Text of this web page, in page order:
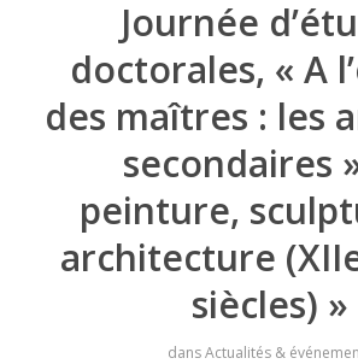
Journée
doctorales, « A
des maîtres : les
secondaires
peinture,
architecture
siècles) »
dansActualités &